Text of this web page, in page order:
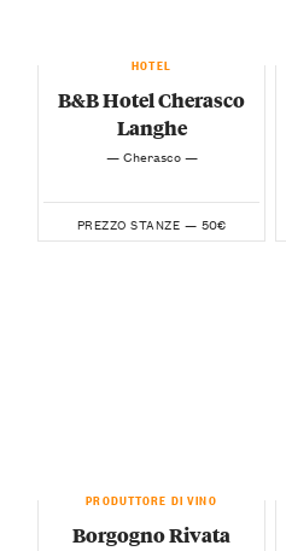
HOTEL
B&B Hotel Cherasco
Langhe
— Cherasco —
PREZZO STANZE — 50€
PRODUTTORE DI VINO
Borgogno Rivata